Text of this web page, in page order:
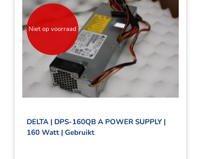
Niet op voorraad
DELTA | DPS-160QB A POWER SUPPLY |
160 Watt | Gebruikt